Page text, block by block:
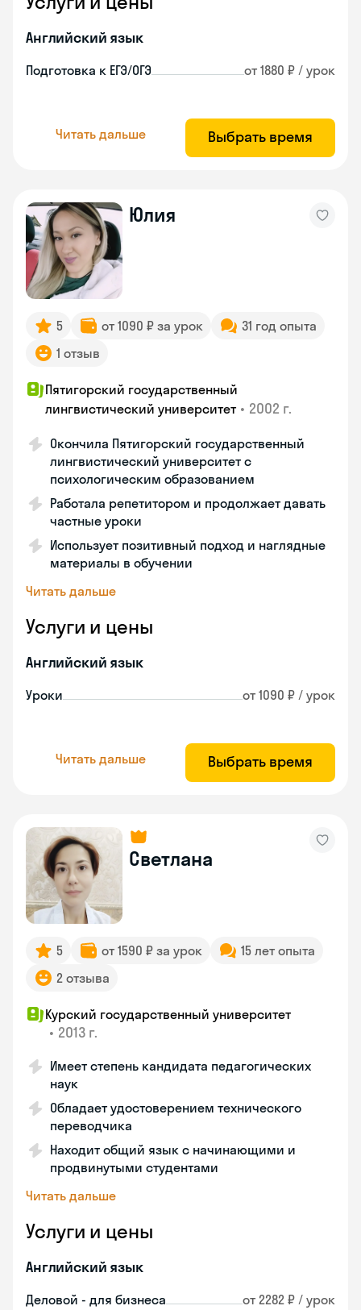
Английский язык
Подготовка к ЕГЭ/ОГЭ от 1880 ₽ / урок
Читать дальше Выбрать время
Юлия
5 от 1090 ₽ за урок
31 год опыта
1 отзыв
Пятигорский государственный
лингвистический университет • 2002 г.
Окончила Пятигорский государственный
лингвистический университет с
психологическим образованием
Работала репетитором и продолжает давать
частные уроки
Использует позитивный подход и наглядные
материалы в обучении
Читать дальше
Услуги и цены
Английский язык
Уроки от 1090 ₽ / урок
Читать дальше Выбрать время
Светлана
5 от 1590 ₽ за урок
15 лет опыта
2 отзыва
Курский государственный университет
• 2013 г.
Имеет степень кандидата педагогических
наук
Обладает удостоверением технического
переводчика
Находит общий язык с начинающими и
продвинутыми студентами
Читать дальше
Услуги и цены
Английский язык
Деловой - для бизнеса от 2282 ₽ / урок